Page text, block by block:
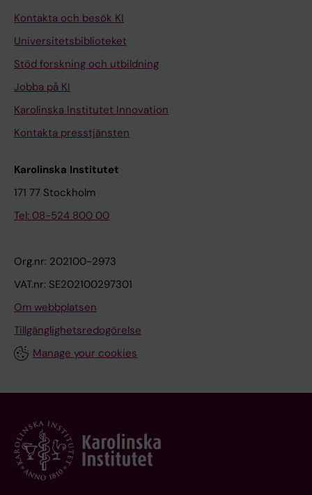
Kontakta och besök KI
Universitetsbiblioteket
Stöd forskning och utbildning
Jobba på KI
Karolinska Institutet Innovation
Kontakta presstjänsten
Karolinska Institutet
171 77 Stockholm
Tel: 08-524 800 00
Org.nr: 202100-2973
VAT.nr: SE202100297301
Om webbplatsen
Tillgänglighetsredogörelse
Manage your cookies